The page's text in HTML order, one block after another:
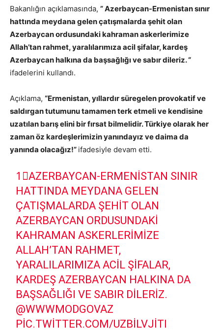
Bakanlığın açıklamasında, ” Azerbaycan-Ermenistan sınır
hattında meydana gelen çatışmalarda şehit olan
Azerbaycan ordusundaki kahraman askerlerimize
Allah’tan rahmet, yaralılarımıza acil şifalar, kardeş
Azerbaycan halkına da başsağlığı ve sabır dileriz. “
ifadelerini kullandı.
Açıklama, “Ermenistan, yıllardır süregelen provokatif ve
saldırgan tutumunu tamamen terk etmeli ve kendisine
uzatılan barış elini bir fırsat bilmelidir. Türkiye olarak her
zaman öz kardeşlerimizin yanındayız ve daima da
yanında olacağız!” ifadesiyle devam etti.
1⃣AZERBAYCAN-ERMENISTAN SINIR
HATTINDA MEYDANA GELEN
ÇATIŞMALARDA ŞEHIT OLAN
AZERBAYCAN ORDUSUNDAKI
KAHRAMAN ASKERLERIMIZE
ALLAH’TAN RAHMET,
YARALILARIMIZA ACIL ŞIFALAR,
KARDEŞ AZERBAYCAN HALKINA DA
BAŞSAĞLIĞI VE SABIR DILERIZ.
@WWWMODGOVAZ
PIC.TWITTER.COM/UZBILVJITI